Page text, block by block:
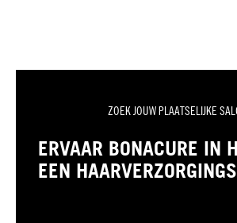
ZOEK JOUW PLAATSELIJKE
ERVAAR BONACURE IN
EEN